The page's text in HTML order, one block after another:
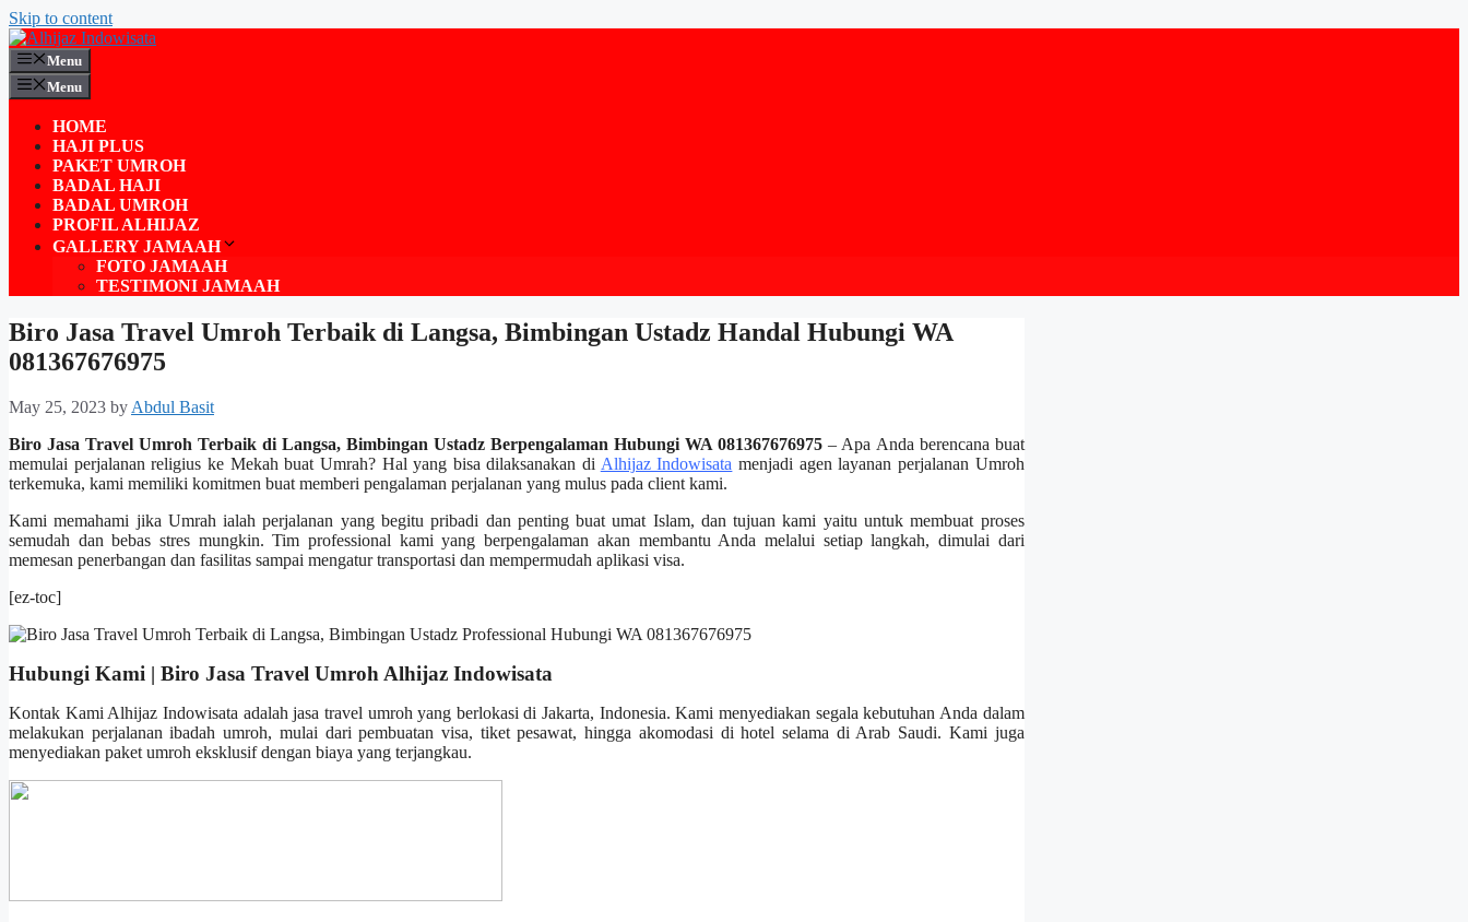
Skip to content
Menu
Menu
HOME
HAJI PLUS
PAKET UMROH
BADAL HAJI
BADAL UMROH
PROFIL ALHIJAZ
GALLERY JAMAAH
FOTO JAMAAH
TESTIMONI JAMAAH
Biro Jasa Travel Umroh Terbaik di Langsa, Bimbingan Ustadz Handal Hubungi WA
081367676975
May 25, 2023 byAbdul Basit
Biro Jasa Travel Umroh Terbaik di Langsa, Bimbingan Ustadz Berpengalaman Hubungi WA 081367676975 – Apa Anda berencana buat
memulai perjalanan religius ke Mekah buat Umrah? Hal yang bisa dilaksanakan di Alhijaz Indowisata menjadi agen layanan perjalanan Umroh
terkemuka, kami memiliki komitmen buat memberi pengalaman perjalanan yang mulus pada client kami.
Kami memahami jika Umrah ialah perjalanan yang begitu pribadi dan penting buat umat Islam, dan tujuan kami yaitu untuk membuat proses
semudah dan bebas stres mungkin. Tim professional kami yang berpengalaman akan membantu Anda melalui setiap langkah, dimulai dari
memesan penerbangan dan fasilitas sampai mengatur transportasi dan mempermudah aplikasi visa.
[ez-toc]
Hubungi Kami | Biro Jasa Travel Umroh Alhijaz Indowisata
Kontak Kami Alhijaz Indowisata adalah jasa travel umroh yang berlokasi di Jakarta, Indonesia. Kami menyediakan segala kebutuhan Anda dalam
melakukan perjalanan ibadah umroh, mulai dari pembuatan visa, tiket pesawat, hingga akomodasi di hotel selama di Arab Saudi. Kami juga
menyediakan paket umroh eksklusif dengan biaya yang terjangkau.